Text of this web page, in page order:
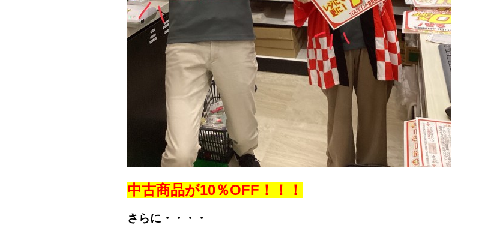
中古商品が10％OFF！！！
さらに・・・・